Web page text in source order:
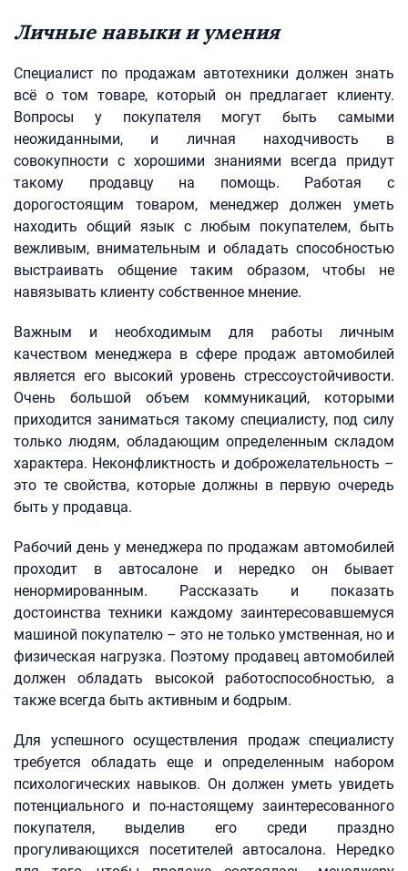
Личные навыки и умения
Специалист по продажам автотехники должен знать
всё о том товаре, который он предлагает клиенту.
Вопросы у покупателя могут быть самыми
неожиданными, и личная находчивость в
совокупности с хорошими знаниями всегда придут
такому продавцу на помощь. Работая с
дорогостоящим товаром, менеджер должен уметь
находить общий язык с любым покупателем, быть
вежливым, внимательным и обладать способностью
выстраивать общение таким образом, чтобы не
навязывать клиенту собственное мнение.
Важным и необходимым для работы личным
качеством менеджера в сфере продаж автомобилей
является его высокий уровень стрессоустойчивости.
Очень большой объем коммуникаций, которыми
приходится заниматься такому специалисту, под силу
только людям, обладающим определенным складом
характера. Неконфликтность и доброжелательность –
это те свойства, которые должны в первую очередь
быть у продавца.
Рабочий день у менеджера по продажам автомобилей
проходит в автосалоне и нередко он бывает
ненормированным. Рассказать и показать
достоинства техники каждому заинтересовавшемуся
машиной покупателю – это не только умственная, но и
физическая нагрузка. Поэтому продавец автомобилей
должен обладать высокой работоспособностью, а
также всегда быть активным и бодрым.
Для успешного осуществления продаж специалисту
требуется обладать еще и определенным набором
психологических навыков. Он должен уметь увидеть
потенциального и по-настоящему заинтересованного
покупателя, выделив его среди праздно
прогуливающихся посетителей автосалона. Нередко